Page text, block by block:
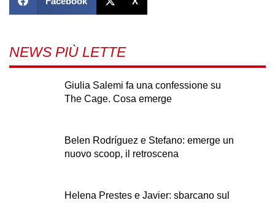
NEWS PIÙ LETTE
Giulia Salemi fa una confessione su
The Cage. Cosa emerge
Belen Rodríguez e Stefano: emerge un
nuovo scoop, il retroscena
Helena Prestes e Javier: sbarcano sul